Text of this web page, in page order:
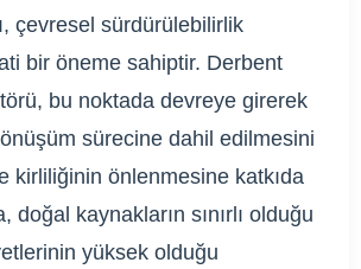
çevresel sürdürülebilirlik
bir öneme sahiptir. Derbent
bu noktada devreye girerek
sürecine dahil edilmesini
kirliliğinin önlenmesine katkıda
doğal kaynakların sınırlı olduğu
yüksek olduğu